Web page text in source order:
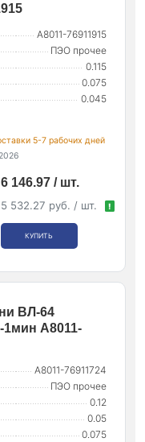
A8011-76911915
ПЭО прочее
0.115
0.075
0.045
5-7 рабочих дней
6 146.97 / шт.
5 532.27 руб. / шт. !
КУПИТЬ
ВЛ-64
1мин A8011-
A8011-76911724
ПЭО прочее
0.12
0.05
0.075